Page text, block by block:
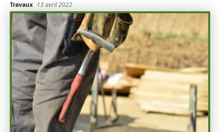
Travaux 13 avril 2022